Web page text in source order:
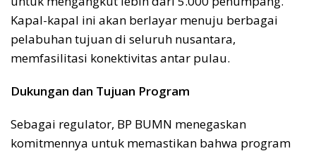
Kapal-kapal ini akan berlayar menuju berbagai
pelabuhan tujuan di seluruh nusantara,
memfasilitasi konektivitas antar pulau.
Dukungan dan Tujuan Program
Sebagai regulator, BP BUMN menegaskan
komitmennya untuk memastikan bahwa program